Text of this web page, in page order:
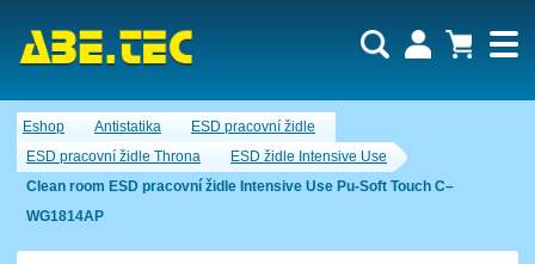
Eshop Antistatika
ESD pracovní židle
ESD pracovní židle Throna
ESD židle Intensive Use
Clean room ESD pracovní židle Intensive Use Pu-Soft Touch C–
WG1814AP
Nákupní košík je momentálně prázdný.
Cena celkem:0,00 CZK
Uživatel:
Heslo:
Zapomenuté heslo Nová registrace